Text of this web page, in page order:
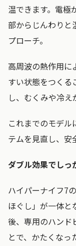
温できます。電極
部からじんわりと
プローチ。
高周波の熱作用に
すい状態をつくる
し、むくみや冷え
これまでのモデ
テムを見直し、安
ダブル効果でしっ
ハイパーナイフ7
ほぐし」が一体と
後、専用のハンド
とで、かたくな